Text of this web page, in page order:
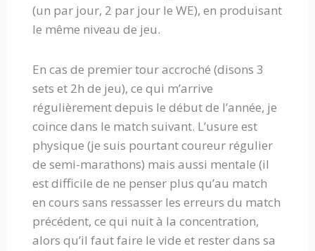
(un par jour, 2 par jour le WE), en produisant
le même niveau de jeu.
En cas de premier tour accroché (disons 3
sets et 2h de jeu), ce qui m’arrive
régulièrement depuis le début de l’année, je
coince dans le match suivant. L’usure est
physique (je suis pourtant coureur régulier
de semi-marathons) mais aussi mentale (il
est difficile de ne penser plus qu’au match
en cours sans ressasser les erreurs du match
précédent, ce qui nuit à la concentration,
alors qu’il faut faire le vide et rester dans sa